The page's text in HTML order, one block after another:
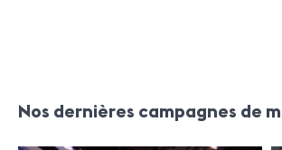
Nos dernières campagnes de